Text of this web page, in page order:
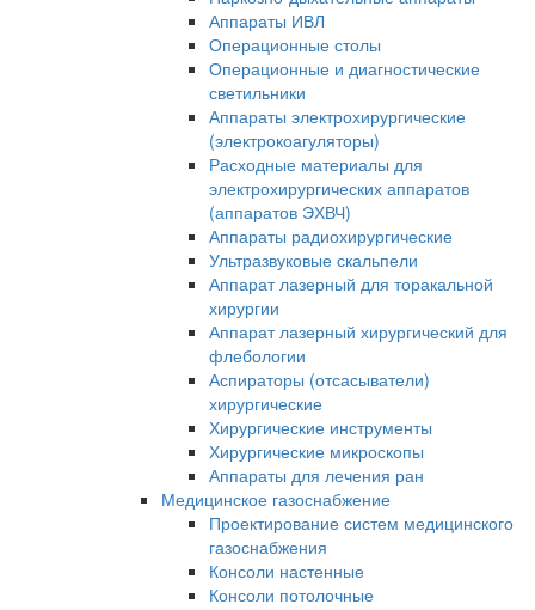
Аппараты ИВЛ
Операционные столы
Операционные и диагностические
светильники
Аппараты электрохирургические
(электрокоагуляторы)
Расходные материалы для
электрохирургических аппаратов
(аппаратов ЭХВЧ)
Аппараты радиохирургические
Ультразвуковые скальпели
Аппарат лазерный для торакальной
хирургии
Аппарат лазерный хирургический для
флебологии
Аспираторы (отсасыватели)
хирургические
Хирургические инструменты
Хирургические микроскопы
Аппараты для лечения ран
Медицинское газоснабжение
Проектирование систем медицинского
газоснабжения
Консоли настенные
Консоли потолочные